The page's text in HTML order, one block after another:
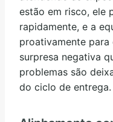
estão em risco, ele
rapidamente, e a
proativamente
surpresa negativa
problemas são
do ciclo de entrega.